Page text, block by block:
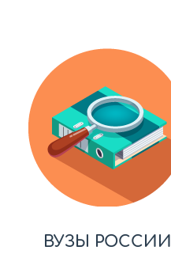
ВУЗЫ РОССИИ